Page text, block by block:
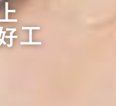
工